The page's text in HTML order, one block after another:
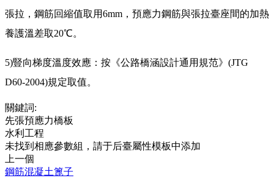
張拉，鋼筋回縮值取用6mm，預應力鋼筋與張拉臺座間的加熱
養護溫差取20℃。
5)豎向梯度溫度效應：按《公路橋涵設計通用規范》(JTG
D60-2004)規定取值。
關鍵詞:
先張預應力橋板
水利工程
未找到相應參數組，請于后臺屬性模板中添加
上一個
鋼筋混凝土篦子